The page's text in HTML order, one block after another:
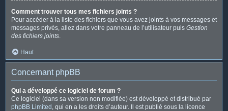
Comment trouver tous mes fichiers joints ?
Pour accéder à la liste des fichiers que vous avez joints à vos messages et
messages privés, allez dans votre panneau de l’utilisateur puis Gestion
des fichiers joints.
Haut
Concernant phpBB
Qui a développé ce logiciel de forum ?
Ce logiciel (dans sa version non modifiée) est développé et distribué par
phpBB Limited , qui en a les droits d’auteur. Il est publié sous la licence